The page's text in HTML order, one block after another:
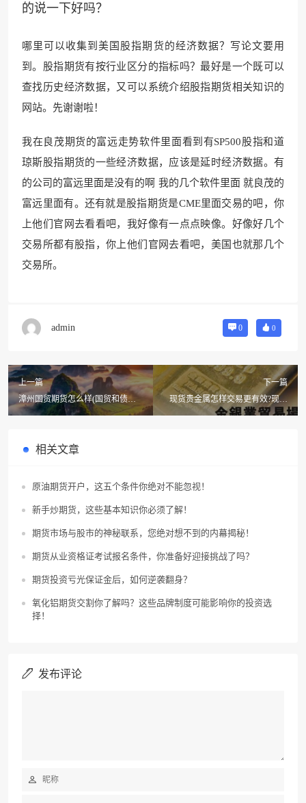
的说一下好吗？
哪里可以收集到美国股指期货的经济数据？写论文要用
到。股指期货有按行业区分的指标吗？最好是一个既可以
查找历史经济数据，又可以系统介绍股指期货相关知识的
网站。先谢谢啦！
我在良茂期货的富远走势软件里面看到有SP500股指和道
琼斯股指期货的一些经济数据，应该是延时经济数据。有
的公司的富远里面是没有的啊 我的几个软件里面 就良茂的
富远里面有。还有就是股指期货是CME里面交易的吧，你
上他们官网去看看吧，我好像有一点点映像。好像好几个
交易所都有股指，你上他们官网去看吧，美国也就那几个
交易所。
admin 0 0
上一篇
漳州国贸期货怎么样(国贸和债券
与期货那个好)
下一篇
现货贵金属怎样交易更有效?现货
贵金属怎样交易才有用?
相关文章
原油期货开户，这五个条件你绝对不能忽视！
新手炒期货，这些基本知识你必须了解！
期货市场与股市的神秘联系，您绝对想不到的内幕揭秘！
期货从业资格证考试报名条件，你准备好迎接挑战了吗？
期货投资亏光保证金后，如何逆袭翻身？
氧化铝期货交割你了解吗？这些品牌制度可能影响你的投资选
择！
发布评论